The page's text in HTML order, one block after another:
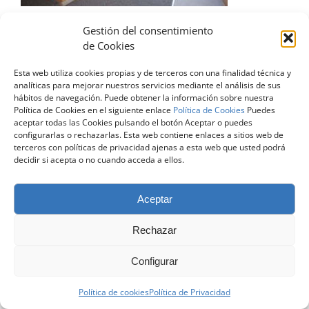
Gestión del consentimiento
de Cookies
Esta web utiliza cookies propias y de terceros con una finalidad técnica y
analíticas para mejorar nuestros servicios mediante el análisis de sus
hábitos de navegación. Puede obtener la información sobre nuestra
Política de Cookies en el siguiente enlace Política de Cookies Puedes
aceptar todas las Cookies pulsando el botón Aceptar o puedes
configurarlas o rechazarlas. Esta web contiene enlaces a sitios web de
terceros con políticas de privacidad ajenas a esta web que usted podrá
decidir si acepta o no cuando acceda a ellos.
Aceptar
Rechazar
Configurar
Política de cookiesPolítica de Privacidad
© Copyright 2024 | Todos los Derechos Reservados |Diseño
Web Zaragoza| contacto@atreveteconelingles.com |Aviso Legal
|Política de Privacidad|Política de Cookies
Facebook
X LinkedInInstagram